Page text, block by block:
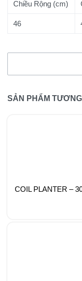
Chiều Rộng (cm)
46
SẢN PHẨM
COIL PLANTER –